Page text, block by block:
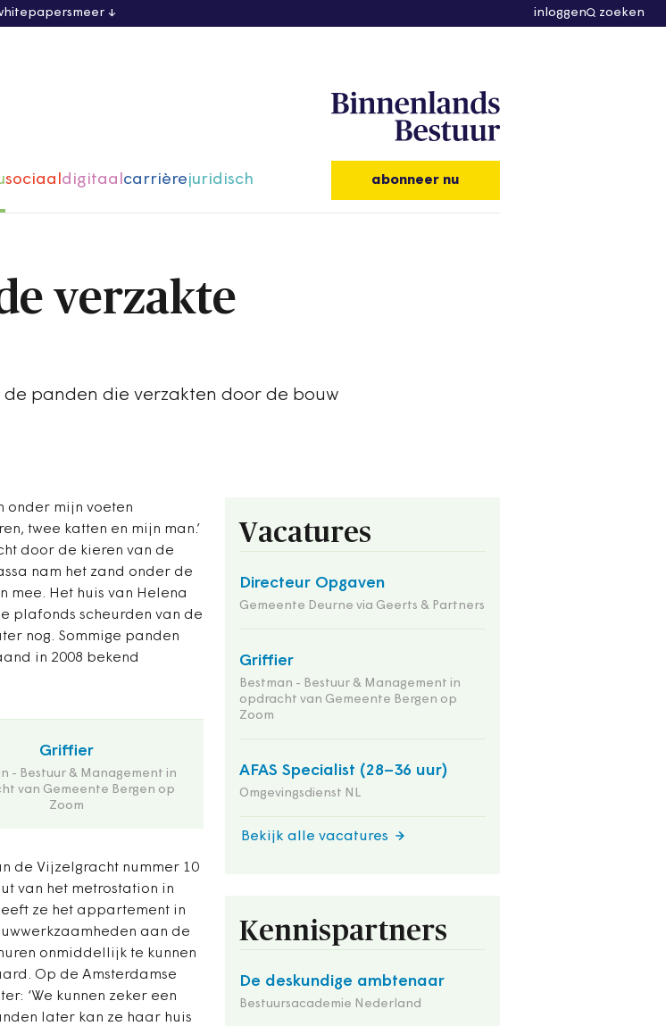
meer inloggen zoeken
sociaaldigitaalcarrièrejuridisch abonneer nu
verzakte
panden die verzakten door de bouw
onder mijn voeten
twee katten en mijn man.’
door de kieren van de
nam het zand onder de
mee. Het huis van Helena
plafonds scheurden van de
nog. Sommige panden
in 2008 bekend
Griffier
- Bestuur & Management in
van Gemeente Bergen op
Zoom
de Vijzelgracht nummer 10
van het metrostation in
ze het appartement in
aan de
onmiddellijk te kunnen
Op de Amsterdamse
‘We kunnen zeker een
later kan ze haar huis
Vacatures
Directeur Opgaven
Gemeente Deurne via Geerts & Partners
Griffier
Bestman - Bestuur & Management in
opdracht van Gemeente Bergen op
Zoom
AFAS Specialist (28–36 uur)
Omgevingsdienst NL
Bekijk alle vacatures
Kennispartners
De deskundige ambtenaar
Bestuursacademie Nederland